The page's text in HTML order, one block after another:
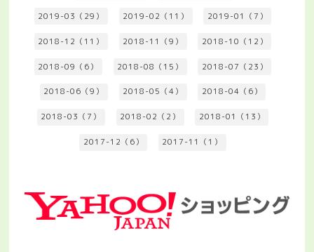
2019-03（29） 2019-02（11） 2019-01（7）
2018-12（11） 2018-11（9） 2018-10（12）
2018-09（6） 2018-08（15） 2018-07（23）
2018-06（9） 2018-05（4） 2018-04（6）
2018-03（7） 2018-02（2） 2018-01（13）
2017-12（6） 2017-11（1）